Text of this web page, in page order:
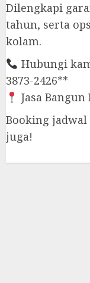
Dilengkapi
tahun, serta
kolam.
Hubungi
3873-2426**
Jasa
Booking
juga!